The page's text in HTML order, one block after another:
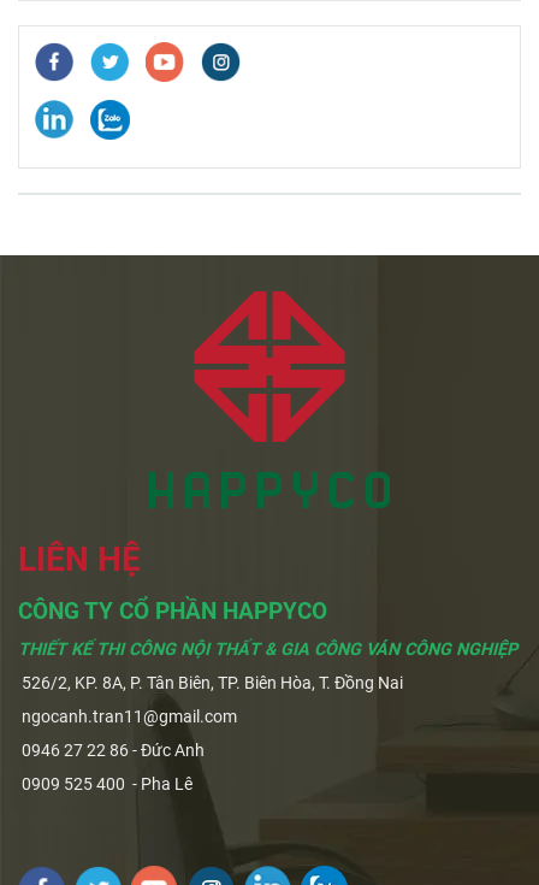
LIÊN HỆ
CÔNG TY CỔ PHẦN HAPPYCO
THIẾT KẾ THI CÔNG NỘI THẤT & GIA CÔNG VÁN CÔNG NGHIỆP
526/2, KP. 8A, P. Tân Biên, TP. Biên Hòa, T. Đồng Nai
ngocanh.tran11@gmail.com
0946 27 22 86 - Đức Anh
0909 525 400 - Pha Lê